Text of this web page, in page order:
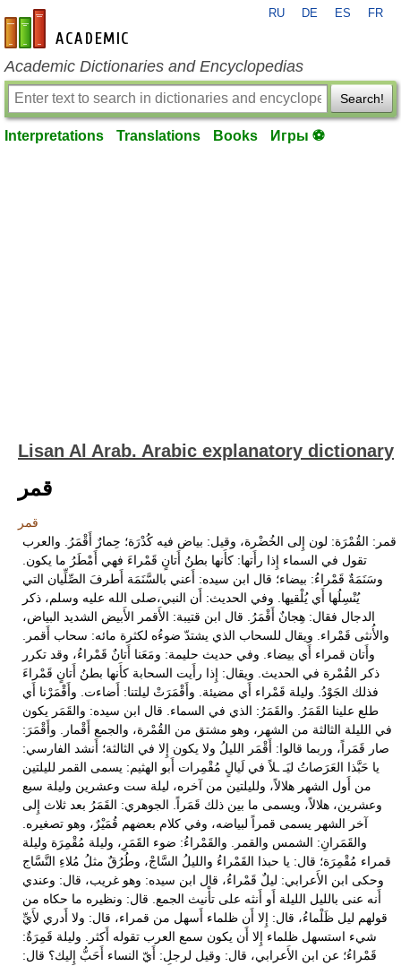
en-academic.com
RU DE ES FR
Academic Dictionaries and Encyclopedias
Search!
Interpretations Translations Books Игры ⚽
Lisan Al Arab. Arabic explanatory dictionary
قمر
قمر
قمر: القُمْرَة: لون إِلى الخُضْرة، وقيل: بياض فيه كُدْرَة؛ حِمارٌ أَقْمَرُ. والعرب
تقول في السماء إِذا رأَتها: كأَنها بطنُ أَتانٍ قَمْراءَ فهي أَمْطَرُ ما يكون.
وسَنَمَةٌ قَمْراءُ: بيضاء؛ قال ابن سيده: أَعني بالسَّنَمَة أَطرفَ الصِّلِّيان التي
يُنْسِلُها أَي يُلْقيها. وفي الحديث: أَن النبي،صلى الله عليه وسلم، ذكر
الدجال فقال: هِجانٌ أَقْمَرُ. قال ابن قتيبة: الأَقمر الأَبيض الشديد البياض،
والأُنثى قَمْراء. ويقال للسحاب الذي يشتدّ ضوءُه لكثرة مائه: سحاب أَقمر.
وأَتان قمراء أَي بيضاء. وفي حديث حليمة: ومَعَنا أَتانٌ قَمْراءُ، وقد تكرر
ذكر القُمْرة في الحديث. ويقال: إِذا رأَيت السحابة كأَنها بطنُ أَتانٍ قَمْراءَ
فذلك الجَوْدُ. وليلة قَمْراء أَي مضيئة. وأَقْمَرَتْ ليلتنا: أَضاءت. وأَقْمَرْنا أَي
طلع علينا القَمَرُ. والقَمَرُ: الذي في السماء. قال ابن سيده: والقَمَر يكون
في الليلة الثالثة من الشهر، وهو مشتق من القُمْرة، والجمع أَقْمار. وأَقْمَرَ:
صار قَمَراً، وربما قالوا: أَقْمَر الليلُ ولا يكون إِلا في الثالثة؛ أَنشد الفارسي:
يا حَبَّذا العَرَصاتُ ليَـ ـلاً في لَيالٍ مُقْمِرات أَبو الهثيم: يسمى القمر لليلتين
من أَول الشهر هلالاً، ولليلتين من آخره، ليلة ست وعشرين وليلة سبع
وعشرين، هلالاً، ويسمى ما بين ذلك قَمَراً. الجوهري: القَمَرُ بعد ثلاث إِلى
آخر الشهر يسمى قمراً لبياضه، وفي كلام بعضهم قُمَيْرٌ، وهو تصغيره.
والقَمَرانِ: الشمس والقمر. والقَمْراءُ: ضوء القَمَرِ، وليلة مُقْمِرَة وليلة
قمراء مُقْمِرَة؛ قال: يا حبذا القَمْراءُ والليلُ السَّاجْ، وطُرُقٌ مثلُ مُلاءِ النَّسَّاج
وحكى ابن الأَعرابي: ليلٌ قَمْراءُ، قال ابن سيده: وهو غريب، قال: وعندي
أَنه عنى بالليل الليلة أَو أَنثه على تأْنيث الجمع. قال: ونظيره ما حكاه من
قولهم ليل ظَلْماءُ، قال: إِلا أَن ظلماء أَسهل من قمراء، قال: ولا أَدري لأَيِّ
شيء استسهل ظلماء إِلا أَن يكون سمع العرب تقوله أَكثر. وليلة قَمِرَةٌ:
قَمْراءُ؛ عن ابن الأَعرابي، قال: وقيل لرجل: أَيّ النساء أَحَبُّ إِليك؟ قال: